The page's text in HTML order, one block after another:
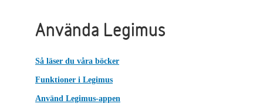
Använda Legimus
Så läser du våra böcker
Funktioner i Legimus
Använd Legimus-appen